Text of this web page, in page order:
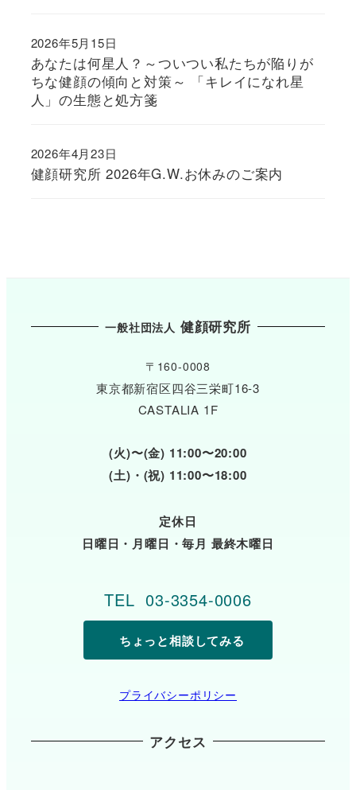
あなたは何星人？～ついつい私たちが陥りが
ちな健顔の傾向と対策～ 「キレイになれ星
人」の生態と処方箋
2026年5月15日
健顔研究所 2026年G.W.お休みのご案内
2026年4月23日
一般社団法人 健顔研究所
〒160-0008
東京都新宿区四谷三栄町16-3
CASTALIA 1F
(火)〜(金) 11:00〜20:00
(土)・(祝) 11:00〜18:00
定休日
日曜日・月曜日・毎月 最終木曜日
TEL 03-3354-0006
ちょっと相談してみる
プライバシーポリシー
アクセス